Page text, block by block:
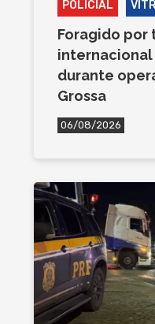
POLICIAL
Foragido por
internacional
durante
Grossa
06/08/2026